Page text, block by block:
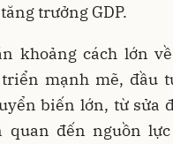
trưởng GDP.
khoảng cách lớn
mạnh mẽ, đầu
biến lớn, từ sửa
quan đến nguồn